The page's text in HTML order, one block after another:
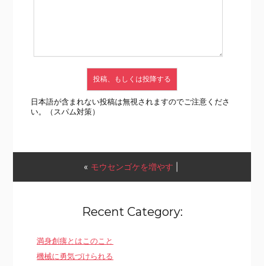
日本語が含まれない投稿は無視されますのでご注意くださ
い。（スパム対策）
« モウセンゴケを増やす
Recent Category:
満身創痍とはこのこと
機械に勇気づけられる